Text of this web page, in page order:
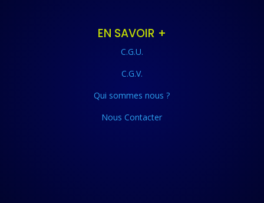
EN SAVOIR +
C.G.U.
C.G.V.
Qui sommes nous ?
Nous Contacter